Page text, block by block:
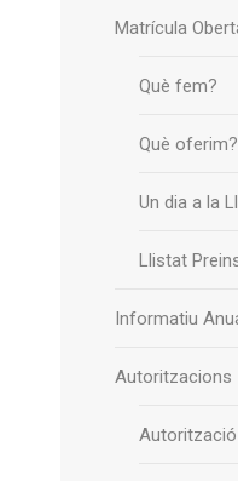
Matrícula
Què fem?
Què oferim?
Un dia a la
Llistat
Informatiu
Autoritzacions